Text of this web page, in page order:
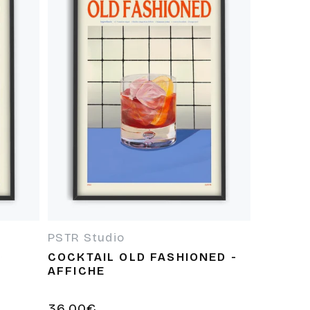
Fournisseur :
PSTR Studio
COCKTAIL OLD FASHIONED -
AFFICHE